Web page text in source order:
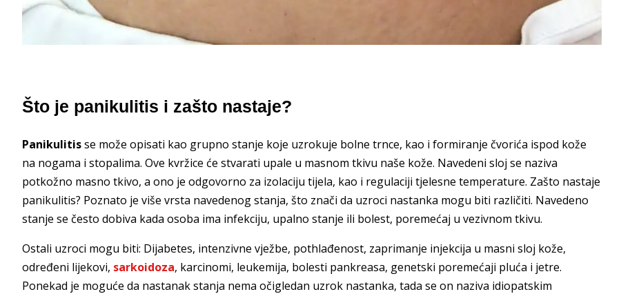
Što je panikulitis i zašto nastaje?
Panikulitisse može opisati kao grupno stanje koje uzrokuje bolne trnce, kao i formiranje čvorića ispod kože
na nogama i stopalima. Ove kvržice će stvarati upale u masnom tkivu naše kože. Navedeni sloj se naziva
potkožno masno tkivo, a ono je odgovorno za izolaciju tijela, kao i regulaciji tjelesne temperature. Zašto nastaje
panikulitis? Poznato je više vrsta navedenog stanja, što znači da uzroci nastanka mogu biti različiti. Navedeno
stanje se često dobiva kada osoba ima infekciju, upalno stanje ili bolest, poremećaj u vezivnom tkivu.
Ostali uzroci mogu biti: Dijabetes, intenzivne vježbe, pothlađenost, zaprimanje injekcija u masni sloj kože,
određeni lijekovi, sarkoidoza, karcinomi, leukemija, bolesti pankreasa, genetski poremećaji pluća i jetre.
Ponekad je moguće da nastanak stanja nema očigledan uzrok nastanka, tada se on naziva idiopatskim